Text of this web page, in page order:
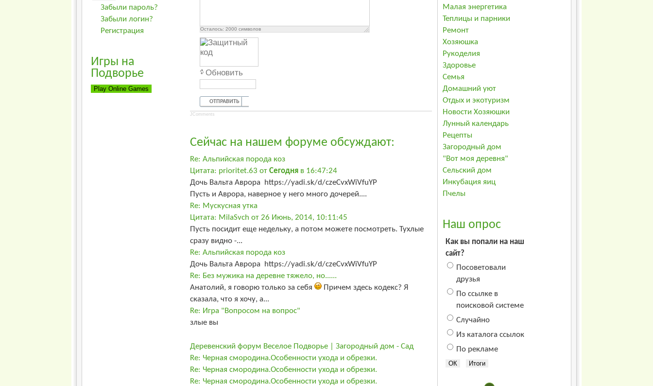
Забыли пароль?
Забыли логин?
Регистрация
Игры на
Подворье
Осталось: 2000 символов
Обновить
ОТПРАВИТЬ
JComments
Сейчас на нашем форуме обсуждают:
Re: Альпийская порода коз
Цитата: prioritet.63 от Сегодня в 16:47:24
Дочь Вальта Аврора https://yadi.sk/d/czeCvxWiVfuYP
Пусть и Аврора, наверное у него много дочерей....
Re: Мускусная утка
Цитата: MilaSvch от 26 Июнь, 2014, 10:11:45
Пусть посидит еще недельку, а потом можете посмотреть. Тухлые
сразу видно -...
Re: Альпийская порода коз
Дочь Вальта Аврора https://yadi.sk/d/czeCvxWiVfuYP
Re: Без мужика на деревне тяжело, но......
Анатолий, я говорю только за себя
Причем здесь кодекс? Я
сказала, что я хочу, а...
Re: Игра "Вопросом на вопрос"
злые вы
Деревенский форум Веселое Подворье | Загородный дом - Сад
Re: Черная смородина.Особенности ухода и обрезки.
Re: Черная смородина.Особенности ухода и обрезки.
Re: Черная смородина.Особенности ухода и обрезки.
Малая энергетика
Теплицы и парники
Ремонт
Хозяюшка
Рукоделия
Здоровье
Семья
Домашний уют
Отдых и экотуризм
Новости Хозяюшки
Лунный календарь
Рецепты
Загородный дом
"Вот моя деревня"
Сельский дом
Инкубация яиц
Пчелы
Наш опрос
Как вы попали на наш
сайт?
Посоветовали
друзья
По ссылке в
поисковой системе
Случайно
Из каталога ссылок
По рекламе